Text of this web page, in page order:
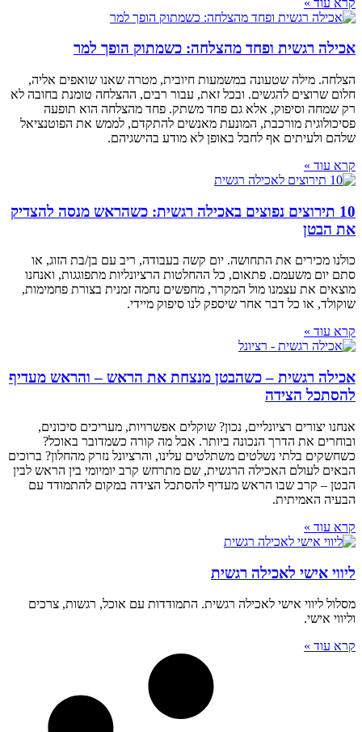
אכילה רגשית ופחד מהצלחה: כשמתוק הופך למר
הצלחה. מילה שטעונה במשמעות חיובית, מטרה שאנו שואפים אליה,
חלום שרוצים להגשים. ובכל זאת, עבור רבים, ההצלחה טומנת בחובה לא
רק שמחה וסיפוק, אלא גם פחד משתק. פחד מהצלחה הוא תופעה
פסיכולוגית מורכבת, המונעת מאנשים להתקדם, לממש את הפוטנציאל
שלהם ולעיתים אף לחבל באופן לא מודע בהישגיהם.
קרא עוד »
10 תירוצים נפוצים באכילה רגשית: כשהראש מנסה להצדיק
את הבטן
כולנו מכירים את התחושה. יום קשה בעבודה, ריב עם בן/בת הזוג, או
סתם יום משעמם. פתאום, כל ההחלטות הרציונליות מתפוגגות, ואנחנו
מוצאים את עצמנו מול המקרר, מחפשים נחמה זמנית בצורת פחמימות,
שוקולד, או כל דבר אחר שיספק לנו סיפוק מיידי.
קרא עוד »
אכילה רגשית – כשהבטן מנצחת את הראש – והראש מעדיף
להסתכל הצידה
אנחנו יצורים רציונליים, נכון? שוקלים אפשרויות, מעריכים סיכונים,
ובוחרים את הדרך הנכונה ביותר. אבל מה קורה כשמדובר באוכל?
כשחשקים בלתי נשלטים משתלטים עלינו, והרציונל נזרק מהחלון? ברוכים
הבאים לעולם האכילה הרגשית, שם מתרחש קרב יומיומי בין הראש לבין
הבטן – קרב שבו הראש מעדיף להסתכל הצידה במקום להתמודד עם
הבעיה האמיתית.
קרא עוד »
ליווי אישי לאכילה רגשית
מסלול ליווי אישי לאכילה רגשית. התמודדות עם אוכל, רגשות, צרכים
וליווי אישי.
קרא עוד »